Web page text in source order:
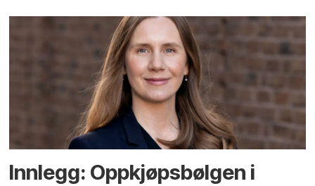
Innlegg: Oppkjøps­bølgen i